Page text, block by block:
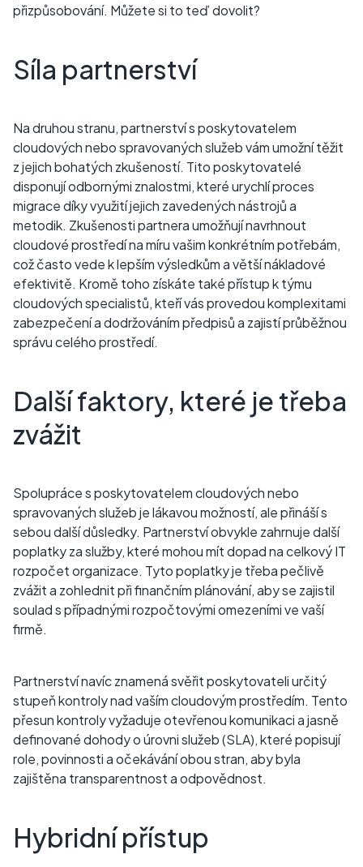
přizpůsobování. Můžete si to teď dovolit?
Síla partnerství
Na druhou stranu, partnerství s poskytovatelem
cloudových nebo spravovaných služeb vám umožní těžit
z jejich bohatých zkušeností. Tito poskytovatelé
disponují odbornými znalostmi, které urychlí proces
migrace díky využití jejich zavedených nástrojů a
metodik. Zkušenosti partnera umožňují navrhnout
cloudové prostředí na míru vašim konkrétním potřebám,
což často vede k lepším výsledkům a větší nákladové
efektivitě. Kromě toho získáte také přístup k týmu
cloudových specialistů, kteří vás provedou komplexitami
zabezpečení a dodržováním předpisů a zajistí průběžnou
správu celého prostředí.
Další faktory, které je třeba
zvážit
Spolupráce s poskytovatelem cloudových nebo
spravovaných služeb je lákavou možností, ale přináší s
sebou další důsledky. Partnerství obvykle zahrnuje další
poplatky za služby, které mohou mít dopad na celkový IT
rozpočet organizace. Tyto poplatky je třeba pečlivě
zvážit a zohlednit při finančním plánování, aby se zajistil
soulad s případnými rozpočtovými omezeními ve vaší
firmě.
Partnerství navíc znamená svěřit poskytovateli určitý
stupeň kontroly nad vaším cloudovým prostředím. Tento
přesun kontroly vyžaduje otevřenou komunikaci a jasně
definované dohody o úrovni služeb (SLA), které popisují
role, povinnosti a očekávání obou stran, aby byla
zajištěna transparentnost a odpovědnost.
Hybridní přístup